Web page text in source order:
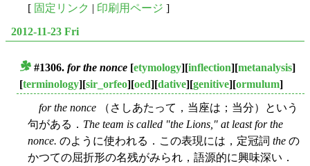
[ 固定リンク | 印刷用ページ ]
2012-11-23 Fri
#1306. for the nonce [etymology][inflection][metanalysis]
[terminology][sir_orfeo][oed][dative][genitive][ormulum]
for the nonce （さしあたって，当座は；当分）という
句がある． The team is called "the Lions," at least for the
nonce. のように使われる．この表現には，定冠詞 the の
かつての屈折形の名残がみられ，語源的に興味深い．